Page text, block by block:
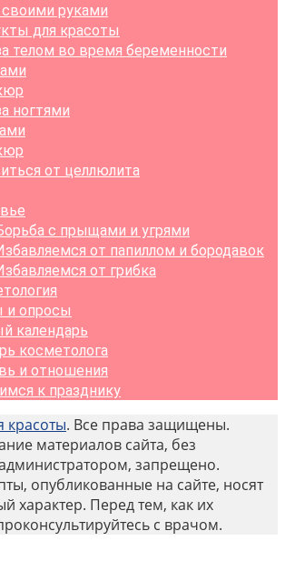
руками
для красоты
телом во время беременности
ногтями
от целлюлита
с прыщами и угрями
от папиллом и бородавок
от грибка
и опросы
календарь
косметолога
и отношения
к празднику
красоты. Все права защищены.
материалов сайта, без
запрещено.
опубликованные на сайте, носят
характер. Перед тем, как их
с врачом.